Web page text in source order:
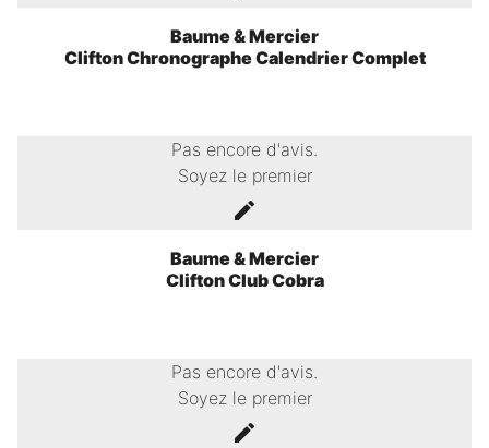
Baume & Mercier
Clifton Chronographe Calendrier Complet
Pas encore d'avis.
Soyez le premier
Baume & Mercier
Clifton Club Cobra
Pas encore d'avis.
Soyez le premier